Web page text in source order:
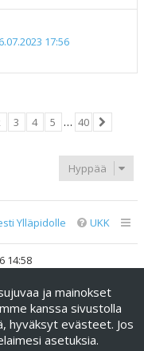
17:56
3 4 5 … 40
Hyppää
UKK
Ylläpidolle
14:58
® Forum Software ©
harritapio, Pettis)
Studio
ja mainokset
kanssa sivustolla
hyväksyt evästeet. Jos
asetuksia.